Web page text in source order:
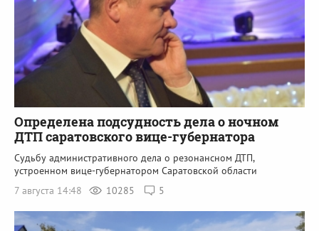
Определена подсудность дела о ночном
ДТП саратовского вице-губернатора
Судьбу административного дела о резонансном ДТП,
устроенном вице-губернатором Саратовской области
7 августа 14:48
10285 5